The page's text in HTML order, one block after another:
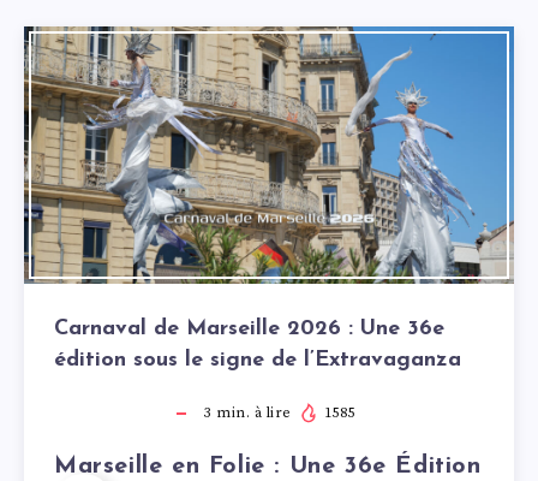
Carnaval de Marseille 2026 : Une 36e
édition sous le signe de l’Extravaganza
3 min. à lire 1585
Marseille en Folie : Une 36e Édition